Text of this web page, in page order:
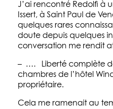
J’ai rencontré Redolfi à
Issert, à Saint Paul de
quelques rares
doute depuis quelques
conversation me rendit
– …. Liberté complète
chambres de l’hôtel
propriétaire.
Cela me ramenait au